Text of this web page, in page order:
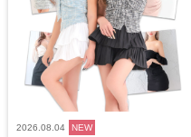
2026.08.04 NEW